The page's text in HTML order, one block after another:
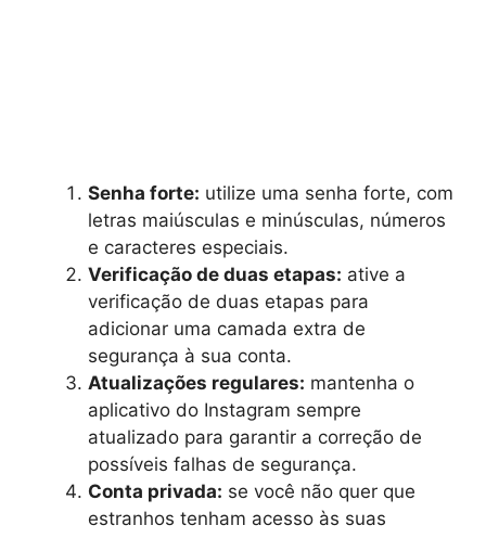
Senha forte: utilize uma senha forte, com
letras maiúsculas e minúsculas, números
e caracteres especiais.
Verificação de duas etapas: ative a
verificação de duas etapas para
adicionar uma camada extra de
segurança à sua conta.
Atualizações regulares: mantenha o
aplicativo do Instagram sempre
atualizado para garantir a correção de
possíveis falhas de segurança.
Conta privada: se você não quer que
estranhos tenham acesso às suas